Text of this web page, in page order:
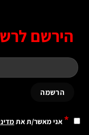
אני מאשר/ת אתמדיניות